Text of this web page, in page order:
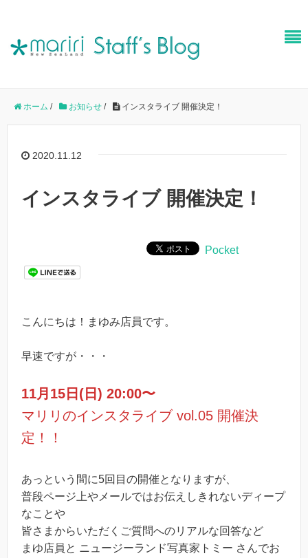
ホーム / お知らせ / インスタライブ 開催決定！
2020.11.12
インスタライブ 開催決定！
Pocket
こんにちは！まゆみ店員です。
早速ですが・・・
11月15日(日) 20:00〜
マリリのインスタライブ vol.05 開催決
定！！
あっという間に5回目の開催となりますが、
普段ページ上やメールではお伝えしきれないディープ
なことや
皆さまからいただくご質問へのリアルな回答など
まゆ店員と ニュージーランド写真家トミー さんでお